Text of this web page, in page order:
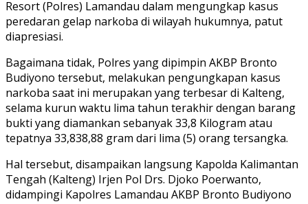
Resort (Polres) Lamandau dalam mengungkap kasus
peredaran gelap narkoba di wilayah hukumnya, patut
diapresiasi.
Bagaimana tidak, Polres yang dipimpin AKBP Bronto
Budiyono tersebut, melakukan pengungkapan kasus
narkoba saat ini merupakan yang terbesar di Kalteng,
selama kurun waktu lima tahun terakhir dengan barang
bukti yang diamankan sebanyak 33,8 Kilogram atau
tepatnya 33,838,88 gram dari lima (5) orang tersangka.
Hal tersebut, disampaikan langsung Kapolda Kalimantan
Tengah (Kalteng) Irjen Pol Drs. Djoko Poerwanto,
didampingi Kapolres Lamandau AKBP Bronto Budiyono